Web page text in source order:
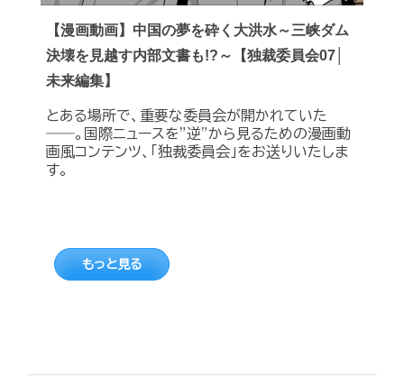
【漫画動画】中国の夢を砕く大洪水～三峡ダム
決壊を見越す内部文書も!?～【独裁委員会07│
未来編集】
とある場所で、重要な委員会が開かれていた
――。国際ニュースを”逆”から見るための漫画動
画風コンテンツ、「独裁委員会」をお送りいたしま
す。
もっと見る